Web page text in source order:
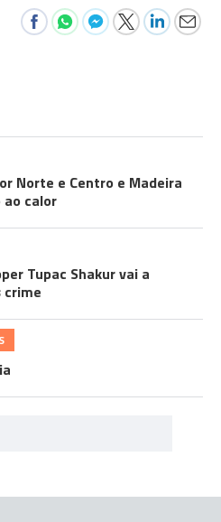
Norte e Centro e Madeira
ao calor
Tupac Shakur vai a
crime